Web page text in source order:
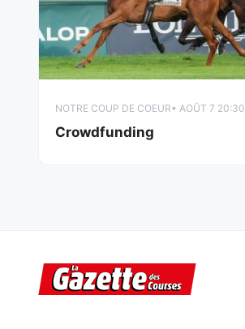
NOTRE COUP DE COEUR• AOÛT 7 20:30
Crowdfunding